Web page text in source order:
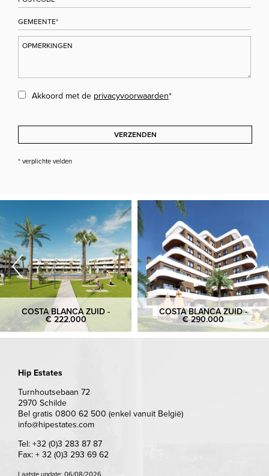
Akkoord met de privacyvoorwaarden*
VERZENDEN
* verplichte velden
COSTA BLANCA ZUID -
€ 222.000
COSTA BLANCA ZUID -
€ 290.000
Hip Estates
Turnhoutsebaan 72
2970 Schilde
Bel gratis 0800 62 500 (enkel vanuit België)
info@hipestates.com
Tel: +32 (0)3 283 87 87
Fax: + 32 (0)3 293 69 62